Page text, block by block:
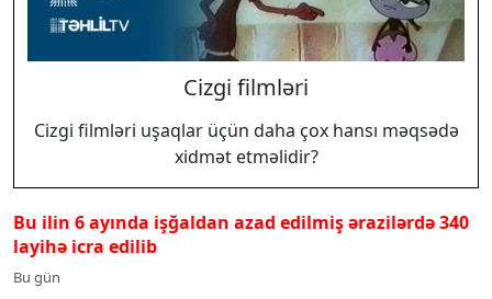
Cizgi filmləri
Cizgi filmləri uşaqlar üçün daha çox hansı məqsədə
xidmət etməlidir?
Bu ilin 6 ayında işğaldan azad edilmiş ərazilərdə 340
layihə icra edilib
Bu gün